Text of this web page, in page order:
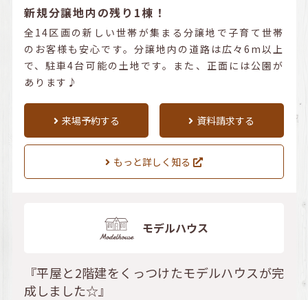
新規分譲地内の残り1棟！
全14区画の新しい世帯が集まる分譲地で子育て世帯
のお客様も安心です。分譲地内の道路は広々6m以上
で、駐車4台可能の土地です。また、正面には公園が
あります♪
来場予約する 資料請求する
もっと詳しく知る
モデルハウス
『平屋と2階建をくっつけたモデルハウスが完
成しました☆』